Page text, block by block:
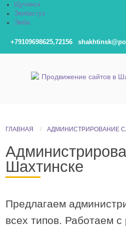
Щучинск
Экибастуз
Эмба
+79109698625,72156
ГЛАВНАЯ АДМИНИСТРИРОВАНИЕ
Шахтинске
Предлагаем
всех типов. Работаем с